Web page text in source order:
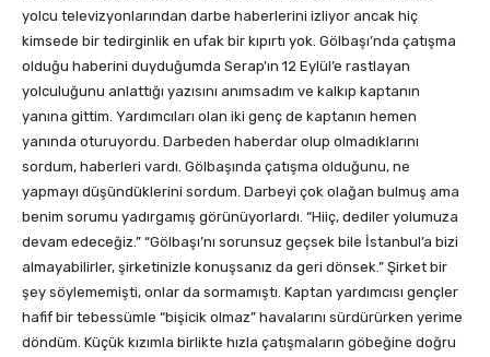
yolcu televizyonlarından darbe haberlerini izliyor ancak hiç
kimsede bir tedirginlik en ufak bir kıpırtı yok. Gölbaşı’nda çatışma
olduğu haberini duyduğumda Serap’ın 12 Eylül’e rastlayan
yolculuğunu anlattığı yazısını anımsadım ve kalkıp kaptanın
yanına gittim. Yardımcıları olan iki genç de kaptanın hemen
yanında oturuyordu. Darbeden haberdar olup olmadıklarını
sordum, haberleri vardı. Gölbaşında çatışma olduğunu, ne
yapmayı düşündüklerini sordum. Darbeyi çok olağan bulmuş ama
benim sorumu yadırgamış görünüyorlardı. “Hiiç, dediler yolumuza
devam edeceğiz.” “Gölbaşı’nı sorunsuz geçsek bile İstanbul’a bizi
almayabilirler, şirketinizle konuşsanız da geri dönsek.” Şirket bir
şey söylememişti, onlar da sormamıştı. Kaptan yardımcısı gençler
hafif bir tebessümle “bişicik olmaz” havalarını sürdürürken yerime
döndüm. Küçük kızımla birlikte hızla çatışmaların göbeğine doğru